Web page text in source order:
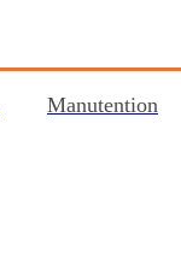
Manutention